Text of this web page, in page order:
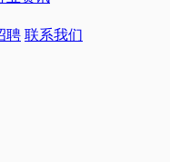
聘 联系我们